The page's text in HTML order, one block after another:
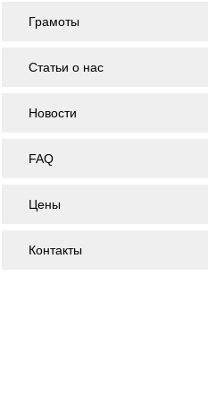
Грамоты
Статьи о нас
Новости
FAQ
Цены
Контакты